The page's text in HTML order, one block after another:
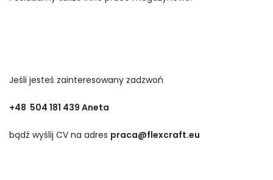
Jeśli jesteś zainteresowany zadzwoń
+48 504 181 439 Aneta
bądź wyślij CV na adres praca@flexcraft.eu